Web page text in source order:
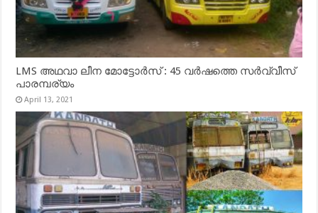
LMS അഥവാ ലീന മോട്ടോർസ് : 45 വർഷത്തെ സർവ്വീസ്
പാരമ്പര്യം
April 13, 2021